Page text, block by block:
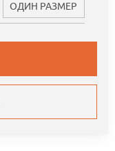
ОДИН РАЗМЕР